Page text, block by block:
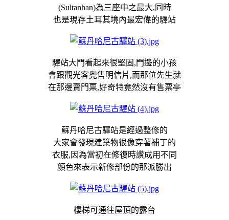
(Sultanhan)為三座中之最大,同時
也是現存土耳其境內最宏偉的驛站
驛站大門看起來很堅固,門邊的小孩
會跟觀光客兜售明信片,而那位先生就
在那邊賣門票,好奇特竟然沒有售票亭
蘇丹哈尼古驛站是經過整修的
大家會發現建築物很像穿著補丁的
衣服,因為當初在修復時讚成用不同
顏色來表示新修部份的那派勝出
樓梯可通往屋頂的露台